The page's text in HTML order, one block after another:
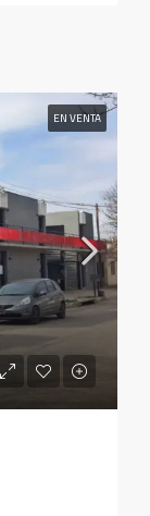
EN VENTA